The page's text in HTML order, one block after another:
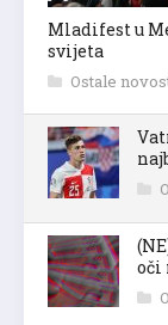
Mladifest u
svijeta
Ostale
oči